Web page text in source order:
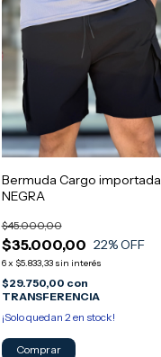
Bermuda Cargo importada
NEGRA
$35.000,00
$45.000,00
22% OFF
6x $5.833,33 sin interés
$29.750,00 con
TRANSFERENCIA
¡Solo quedan 2 en stock!
Comprar